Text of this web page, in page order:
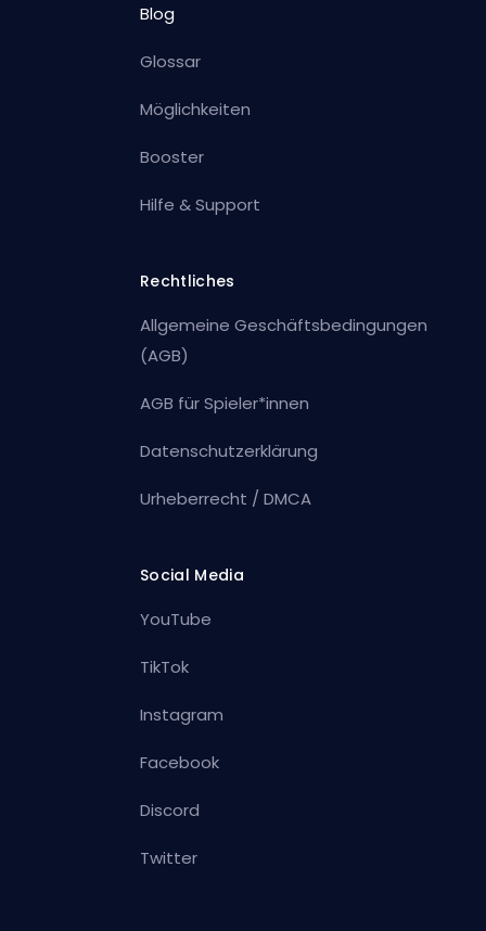
Blog
Glossar
Möglichkeiten
Booster
Hilfe & Support
Rechtliches
Allgemeine Geschäftsbedingungen
(AGB)
AGB für Spieler*innen
Datenschutzerklärung
Urheberrecht / DMCA
Social Media
YouTube
TikTok
Instagram
Facebook
Discord
Twitter